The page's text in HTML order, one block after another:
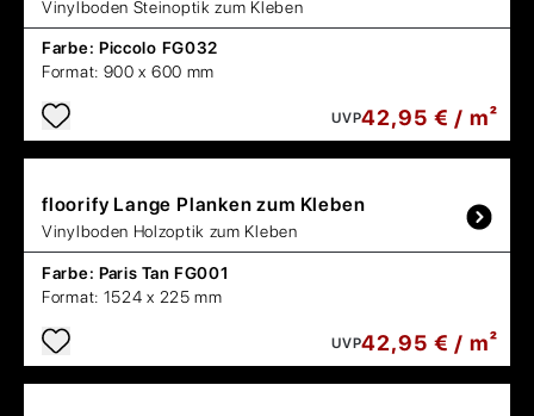
Vinylboden Steinoptik zum Kleben
Farbe: Piccolo FG032
Format: 900 x 600 mm
UVP42,95 € / m²
floorify Lange Planken zum Kleben
Vinylboden Holzoptik zum Kleben
Farbe: Paris Tan FG001
Format: 1524 x 225 mm
UVP42,95 € / m²